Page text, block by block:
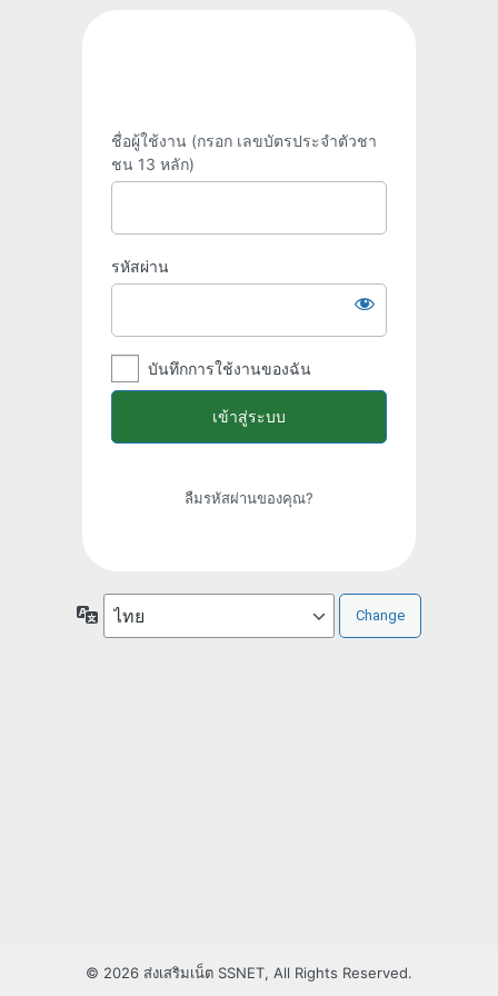
ชื่อผู้ใช้งาน (กรอก เลขบัตรประจำตัวชา
ชน 13 หลัก)
รหัสผ่าน
บันทึกการใช้งานของฉัน
ลืมรหัสผ่านของคุณ?
ภาษา
© 2026 ส่งเสริมเน็ต SSNET, All Rights Reserved.